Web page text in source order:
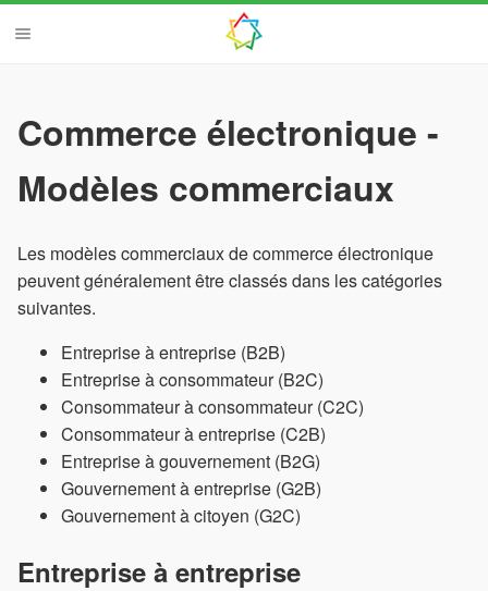
Commerce électronique -
Modèles commerciaux
Les modèles commerciaux de commerce électronique
peuvent généralement être classés dans les catégories
suivantes.
Entreprise à entreprise (B2B)
Entreprise à consommateur (B2C)
Consommateur à consommateur (C2C)
Consommateur à entreprise (C2B)
Entreprise à gouvernement (B2G)
Gouvernement à entreprise (G2B)
Gouvernement à citoyen (G2C)
Entreprise à entreprise